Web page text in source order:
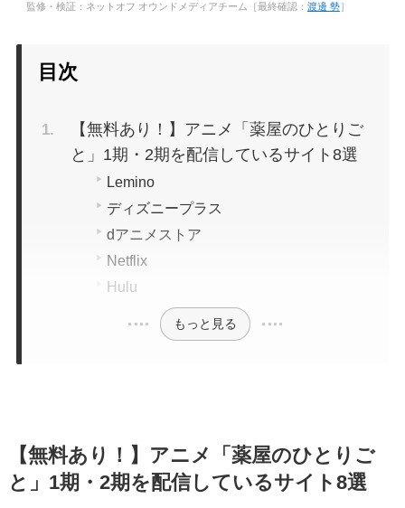
監修・検証：ネットオフ オウンドメディアチーム［最終確認： 渡邊 勢］
目次
【無料あり！】アニメ「薬屋のひとりご
と」1期・2期を配信しているサイト8選
Lemino
ディズニープラス
dアニメストア
Netflix
Hulu
もっと見る
【無料あり！】アニメ「薬屋のひとりご
と」1期・2期を配信しているサイト8選